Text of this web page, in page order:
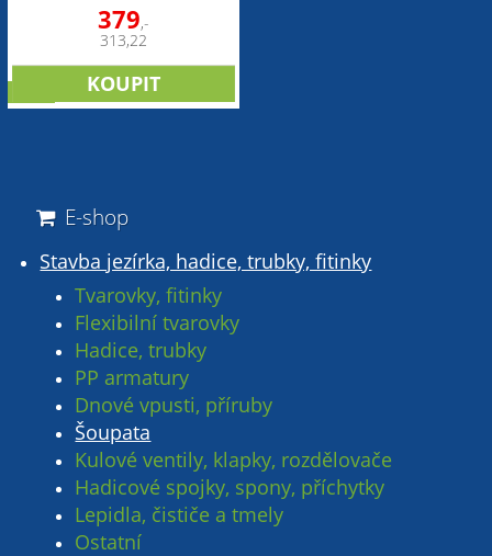
379,-
313,22
E-shop
Stavba jezírka, hadice, trubky, fitinky
Tvarovky, fitinky
Flexibilní tvarovky
Hadice, trubky
PP armatury
Dnové vpusti, příruby
Šoupata
Kulové ventily, klapky, rozdělovače
Hadicové spojky, spony, příchytky
Lepidla, čističe a tmely
Ostatní